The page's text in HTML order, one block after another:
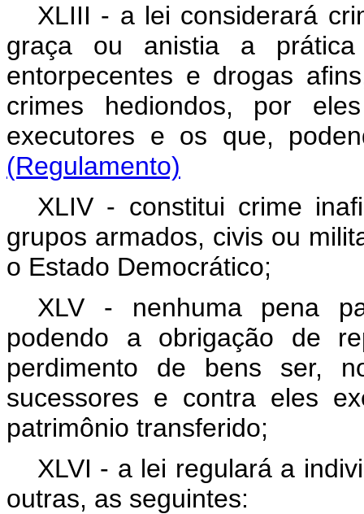
XLIII - a lei considerará
graça ou anistia a
entorpecentes e drogas
crimes hediondos, por
executores e os que,
(Regulamento)
XLIV - constitui crime
grupos armados, civis ou
o Estado Democrático;
XLV - nenhuma pena
podendo a obrigação de
perdimento de bens ser,
sucessores e contra eles
patrimônio transferido;
XLVI - a lei regulará a
outras, as seguintes: